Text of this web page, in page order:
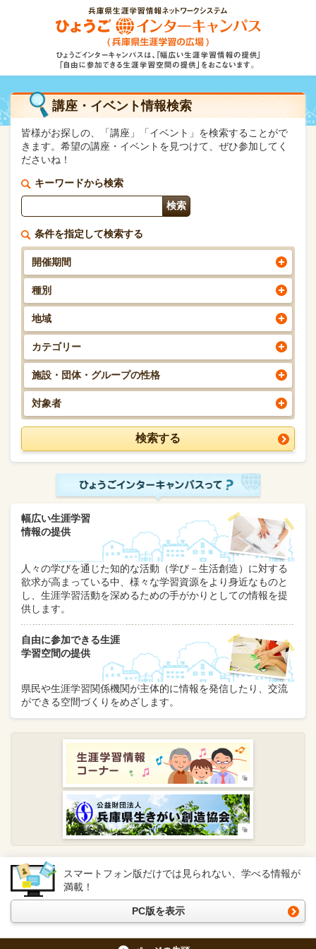
講座・イベント情報検索
皆様がお探しの、「講座」「イベント」を検索することがで
きます。希望の講座・イベントを見つけて、ぜひ参加してく
ださいね！
キーワードから検索
条件を指定して検索する
開催期間
種別
地域
カテゴリー
施設・団体・グループの性格
対象者
幅広い生涯学習
情報の提供
人々の学びを通じた知的な活動（学び－生活創造）に対する
欲求が高まっている中、様々な学習資源をより身近なものと
し、生涯学習活動を深めるための手がかりとしての情報を提
供します。
自由に参加できる生涯
学習空間の提供
県民や生涯学習関係機関が主体的に情報を発信したり、交流
ができる空間づくりをめざします。
スマートフォン版だけでは見られない、学べる情報が
満載！
PC版を表示